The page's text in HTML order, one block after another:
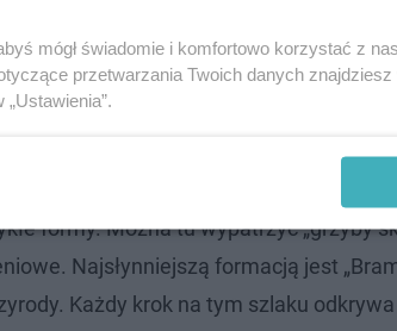
drzew – głównie lip, klonów i
które wielu turystom przypominają
formy. Można tu wypatrzyć „grzyby
Najsłynniejszą formacją jest
Każdy krok na tym szlaku
mógł świadomie i komfortowo korzystać z
przetwarzania Twoich danych znajdziesz